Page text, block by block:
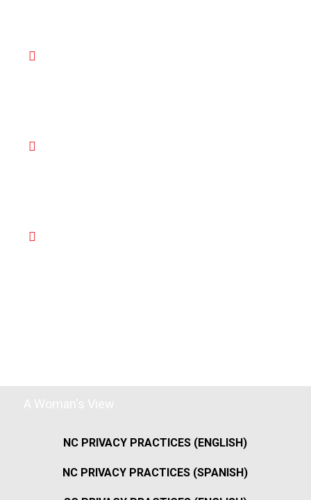
NC PRIVACY PRACTICES (ENGLISH)
NC PRIVACY PRACTICES (SPANISH)